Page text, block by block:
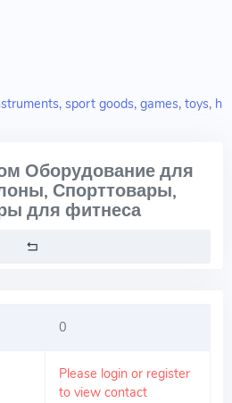
sport goods, games, toys,
Оборудование для
Спорттовары,
для фитнеса
0
Please login or register
to view contact